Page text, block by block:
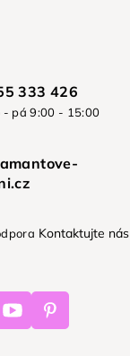
333 426
- pá 9:00 - 15:00
Kontaktujte nás
Pinterest